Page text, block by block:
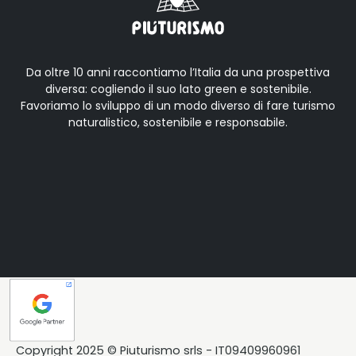
Da oltre 10 anni raccontiamo l’Italia da una prospettiva
diversa: cogliendo il suo lato green e sostenibile.
Favoriamo lo sviluppo di un modo diverso di fare turismo
naturalistico, sostenibile e responsabile.
Copyright 2025 © Piuturismo srls - IT09409960961